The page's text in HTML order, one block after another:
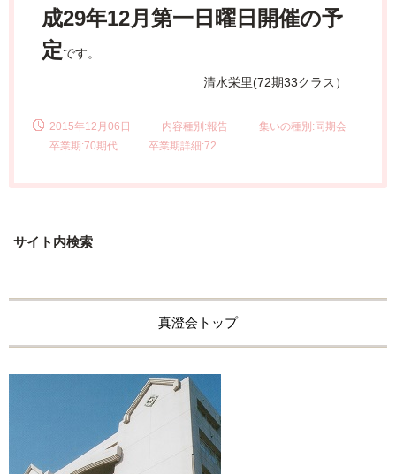
成29年12月第一日曜日開催の予
定です。
清水栄里(72期33クラス）
2015年12月06日 内容種別:報告
集いの種別:同期会
卒業期:70期代
卒業期詳細:72
サイト内検索
真澄会トップ